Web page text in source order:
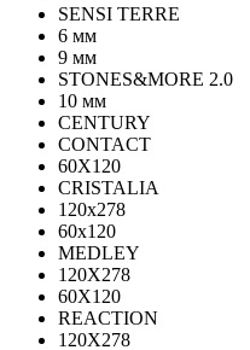
SENSI TERRE
6 мм
9 мм
STONES&MORE 2.0
10 мм
CENTURY
CONTACT
60X120
CRISTALIA
120x278
60x120
MEDLEY
120X278
60X120
REACTION
120X278